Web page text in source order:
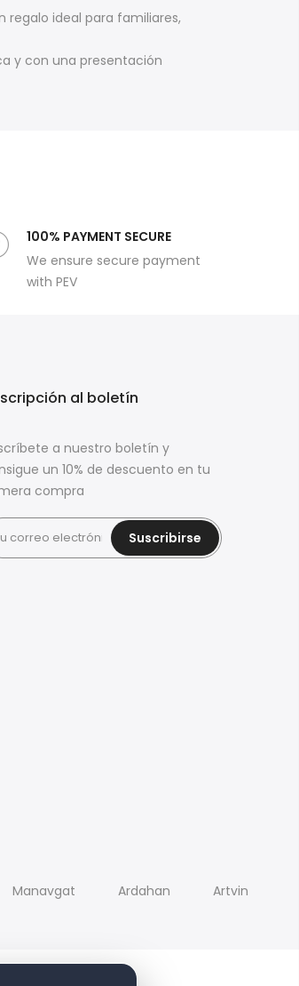
regalo ideal para familiares,
y con una presentación
100% PAYMENT SECURE
We ensure secure payment
with PEV
al boletín
a nuestro boletín y
un 10% de descuento en tu
compra
Suscribirse
Manavgat Ardahan
Artvin